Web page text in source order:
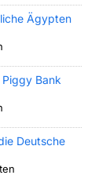
Ägypten
Bank
Deutsche